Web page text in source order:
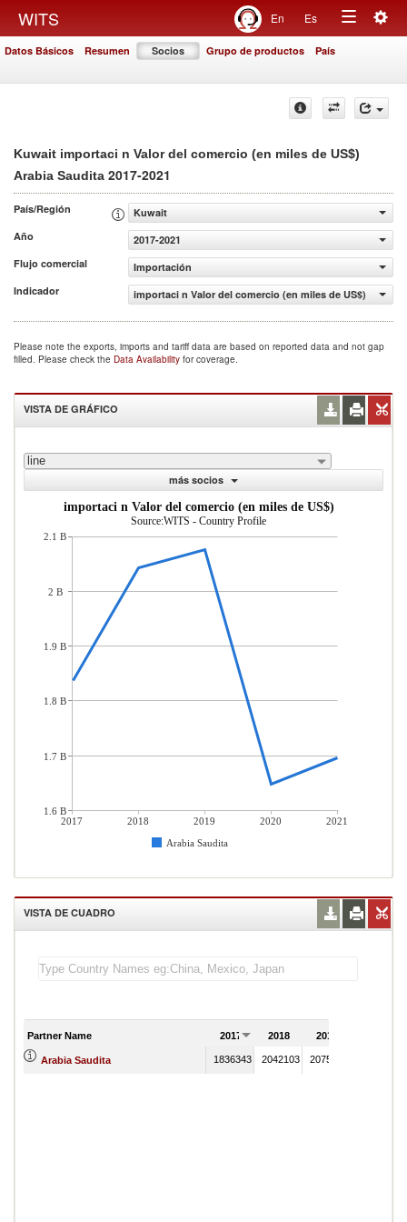
WITS En Es
Toggle
Datos Básicos Resumen Socios Grupo de productos País
Kuwait importaci n Valor del comercio (en miles de US$)
Arabia Saudita 2017-2021
País/Región
Kuwait
Año
2017-2021
Flujo comercial
Importación
Indicador
importaci n Valor del comercio (en miles de US$)
Please note the exports, imports and tariff data are based on reported data and not gap
filled. Please check the Data Availability for coverage.
VISTA DE GRÁFICO
line
más socios
importaci n Valor del comercio (en miles de US$)
Source:WITS - Country Profile
2017 2018 2019 2020
2021
Arabia Saudita
2.1 B
2 B
1.9 B
1.8 B
1.7 B
1.6 B
VISTA DE CUADRO
Partner Name 2017 2018 2019
Arabia Saudita 1836343 2042103 2075504